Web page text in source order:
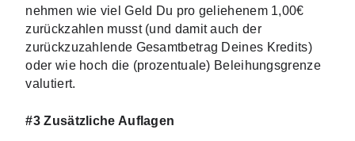
nehmen wie viel Geld Du pro geliehenem 1,00€
zurückzahlen musst (und damit auch der
zurückzuzahlende Gesamtbetrag Deines Kredits)
oder wie hoch die (prozentuale) Beleihungsgrenze
valutiert.
#3 Zusätzliche Auflagen